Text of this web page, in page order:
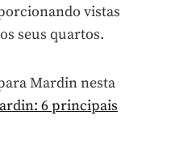
vistas
seus quartos.
Mardin nesta
6 principais